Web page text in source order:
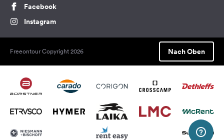
Facebook
Instagram
Freeontour Copyright 2026 Nach Oben